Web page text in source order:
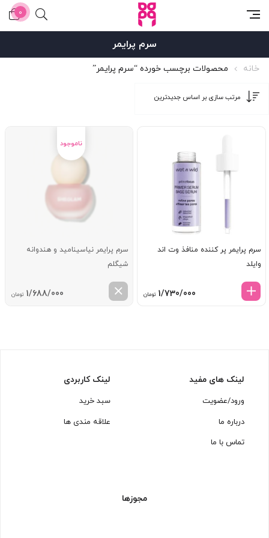
0
سرم پرایمر
خانه محصولات برچسب خورده “سرم پرایمر”
سرم پرایمر پر کننده منافذ وت اند
وایلد
1/730/000 تومان
سرم پرایمر نیاسینامید و هندوانه
شیگلم
1/688/000 تومان
لینک های مفید
ورود/عضویت
درباره ما
تماس با ما
لینک کاربردی
سبد خرید
علاقه مندی ها
مجوزها